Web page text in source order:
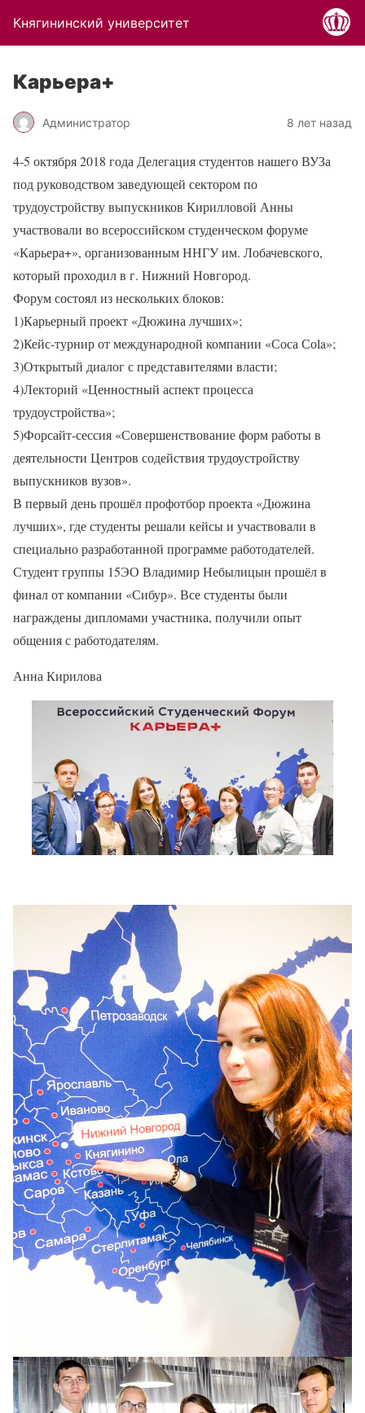
Княгининский университет
Карьера+
Администратор 8 лет назад
4-5 октября 2018 года Делегация студентов нашего ВУЗа
под руководством заведующей сектором по
трудоустройству выпускников Кирилловой Анны
участвовали во всероссийском студенческом форуме
«Карьера+», организованным ННГУ им. Лобачевского,
который проходил в г. Нижний Новгород.
Форум состоял из нескольких блоков:
1)Карьерный проект «Дюжина лучших»;
2)Кейс-турнир от международной компании «Соса Соla»;
3)Открытый диалог с представителями власти;
4)Лекторий «Ценностный аспект процесса
трудоустройства»;
5)Форсайт-сессия «Совершенствование форм работы в
деятельности Центров содействия трудоустройству
выпускников вузов».
В первый день прошёл профотбор проекта «Дюжина
лучших», где студенты решали кейсы и участвовали в
специально разработанной программе работодателей.
Студент группы 15ЭО Владимир Небылицын прошёл в
финал от компании «Сибур». Все студенты были
награждены дипломами участника, получили опыт
общения с работодателям.
Анна Кирилова